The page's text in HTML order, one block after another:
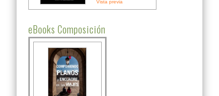
Vista previa
eBooks Composición